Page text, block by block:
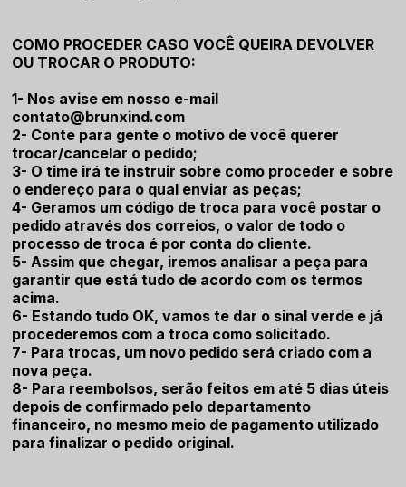
COMO PROCEDER CASO VOCÊ QUEIRA DEVOLVER
OU TROCAR O PRODUTO:
1- Nos avise em nosso e-mail
contato@brunxind.com
2- Conte para gente o motivo de você querer
trocar/cancelar o pedido;
3- O time irá te instruir sobre como proceder e sobre
o endereço para o qual enviar as peças;
4- Geramos um código de troca para você postar o
pedido através dos correios, o valor de todo o
processo de troca é por conta do cliente.
5- Assim que chegar, iremos analisar a peça para
garantir que está tudo de acordo com os termos
acima.
6- Estando tudo OK, vamos te dar o sinal verde e já
procederemos com a troca como solicitado.
7- Para trocas, um novo pedido será criado com a
nova peça.
8- Para reembolsos, serão feitos em até 5 dias úteis
depois de confirmado pelo departamento
financeiro, no mesmo meio de pagamento utilizado
para finalizar o pedido original.